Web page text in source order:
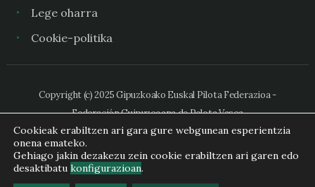
Lege oharra
Cookie-politika
Copyright (c) 2025 Gipuzkoako Euskal Pilota Federazioa -
Federación Guipuzcoana de Pelota Vasca
Cookieak erabiltzen ari gara gure webgunean esperientzia
onena emateko.
Gehiago jakin dezakezu zein cookie erabiltzen ari garen edo
desaktibatu konfigurazioan.